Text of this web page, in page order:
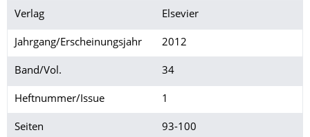
Verlag Elsevier
Jahrgang/Erscheinungsjahr 2012
Band/Vol. 34
Heftnummer/Issue 1
Seiten 93-100